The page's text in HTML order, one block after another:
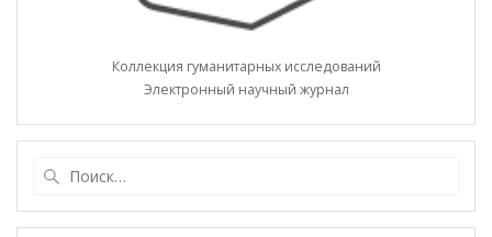
Коллекция гуманитарных исследований
Электронный научный журнал